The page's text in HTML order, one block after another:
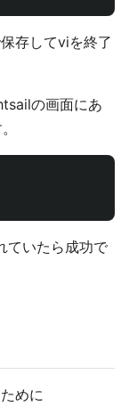
存してviを終了
の画面にあ
ていたら成功で
めに